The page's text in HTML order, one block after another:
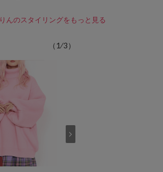
りんのスタイリングをもっと見る
（1⁄3）